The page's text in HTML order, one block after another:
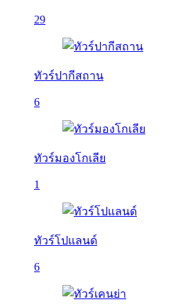
29
ทัวร์ปากีสถาน
6
ทัวร์มองโกเลีย
1
ทัวร์โปแลนด์
6